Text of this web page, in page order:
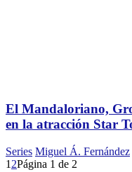
El Mandaloriano,
en la atracción Star
Series Miguel Á. Fernández
1 2Página 1 de 2